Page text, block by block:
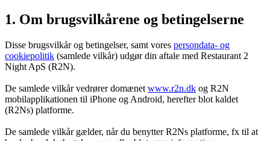
1. Om brugsvilkårene og betingelserne
Disse brugsvilkår og betingelser, samt vores persondata- og
cookiepolitik (samlede vilkår) udgør din aftale med Restaurant 2
Night ApS (R2N).
De samlede vilkår vedrører domænet www.r2n.dk og R2N
mobilapplikationen til iPhone og Android, herefter blot kaldet
(R2Ns) platforme.
De samlede vilkår gælder, når du benytter R2Ns platforme, fx til at